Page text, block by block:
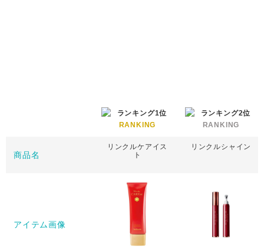
RANKING RANKING
商品名
リンクルケアイス
ト
リンクルシャイン
アイテム画像